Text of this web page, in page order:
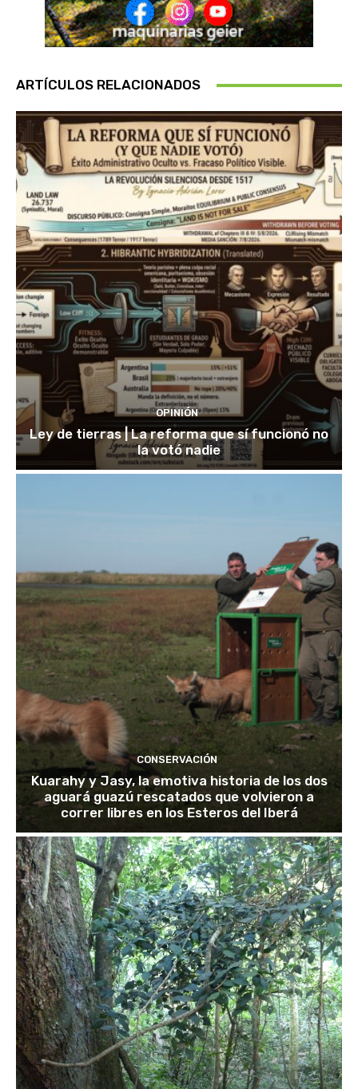
ARTÍCULOS RELACIONADOS
OPINIÓN
Ley de tierras | La reforma que sí funcionó no
la votó nadie
CONSERVACIÓN
Kuarahy y Jasy, la emotiva historia de los dos
aguará guazú rescatados que volvieron a
correr libres en los Esteros del Iberá